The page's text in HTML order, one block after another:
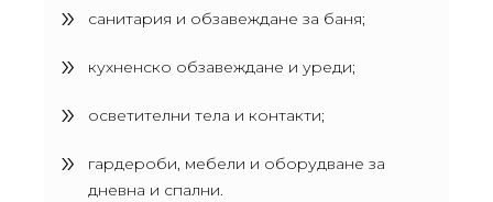
санитария и обзавеждане за баня;
кухненско обзавеждане и уреди;
осветителни тела и контакти;
гардероби, мебели и оборудване за
дневна и спални.